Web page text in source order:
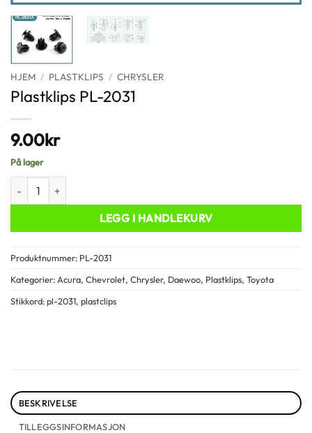
HJEM / PLASTKLIPS / CHRYSLER
Plastklips PL-2031
9.00kr
På lager
Plastklips PL-2031 antall
LEGG I HANDLEKURV
Produktnummer: PL-2031
Kategorier: Acura, Chevrolet, Chrysler, Daewoo, Plastklips, Toyota
Stikkord:pl-2031, plastclips
BESKRIVELSE
TILLEGGSINFORMASJON